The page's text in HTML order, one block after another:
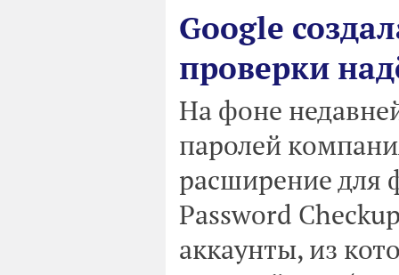
Google
проверки
На фоне
паролей
расширение для
Password
аккаунты, из